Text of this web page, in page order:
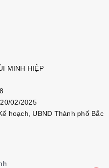
MINH HIỆP
02/2025
hoạch, UBND Thành phố Bắc